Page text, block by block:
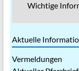
Wichtige
Aktuelle
Vermeldungen